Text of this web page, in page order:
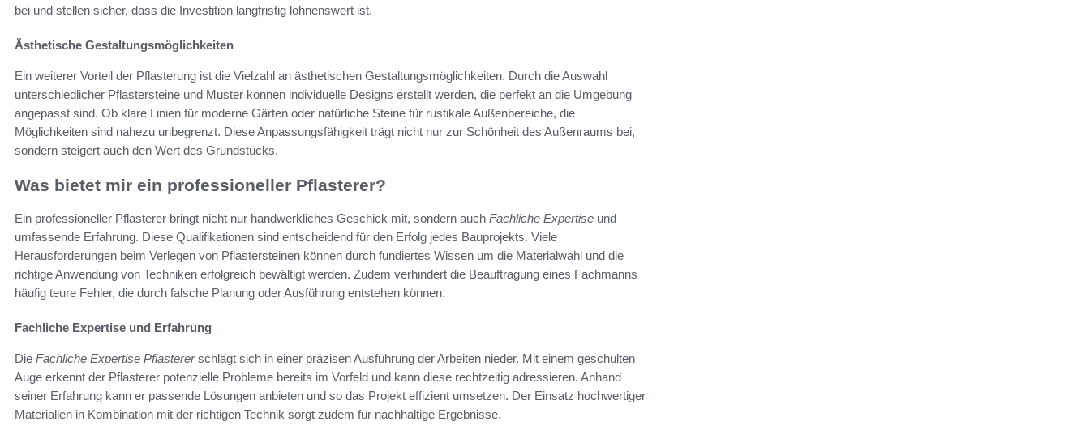
bei und stellen sicher, dass die Investition langfristig lohnenswert ist.
Ästhetische Gestaltungsmöglichkeiten
Ein weiterer Vorteil der Pflasterung ist die Vielzahl an ästhetischen Gestaltungsmöglichkeiten. Durch die Auswahl
unterschiedlicher Pflastersteine und Muster können individuelle Designs erstellt werden, die perfekt an die Umgebung
angepasst sind. Ob klare Linien für moderne Gärten oder natürliche Steine für rustikale Außenbereiche, die
Möglichkeiten sind nahezu unbegrenzt. Diese Anpassungsfähigkeit trägt nicht nur zur Schönheit des Außenraums bei,
sondern steigert auch den Wert des Grundstücks.
Was bietet mir ein professioneller Pflasterer?
Ein professioneller Pflasterer bringt nicht nur handwerkliches Geschick mit, sondern auch Fachliche Expertise und
umfassende Erfahrung. Diese Qualifikationen sind entscheidend für den Erfolg jedes Bauprojekts. Viele
Herausforderungen beim Verlegen von Pflastersteinen können durch fundiertes Wissen um die Materialwahl und die
richtige Anwendung von Techniken erfolgreich bewältigt werden. Zudem verhindert die Beauftragung eines Fachmanns
häufig teure Fehler, die durch falsche Planung oder Ausführung entstehen können.
Fachliche Expertise und Erfahrung
Die Fachliche Expertise Pflastererschlägt sich in einer präzisen Ausführung der Arbeiten nieder. Mit einem geschulten
Auge erkennt der Pflasterer potenzielle Probleme bereits im Vorfeld und kann diese rechtzeitig adressieren. Anhand
seiner Erfahrung kann er passende Lösungen anbieten und so das Projekt effizient umsetzen. Der Einsatz hochwertiger
Materialien in Kombination mit der richtigen Technik sorgt zudem für nachhaltige Ergebnisse.